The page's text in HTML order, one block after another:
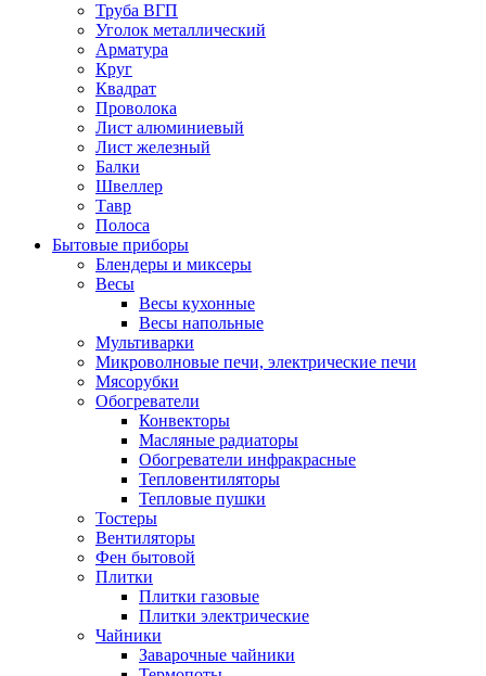
Труба ВГП
Уголок металлический
Арматура
Круг
Квадрат
Проволока
Лист алюминиевый
Лист железный
Балки
Швеллер
Тавр
Полоса
Бытовые приборы
Блендеры и миксеры
Весы
Весы кухонные
Весы напольные
Мультиварки
Микроволновые печи, электрические печи
Мясорубки
Обогреватели
Конвекторы
Масляные радиаторы
Обогреватели инфракрасные
Тепловентиляторы
Тепловые пушки
Тостеры
Вентиляторы
Фен бытовой
Плитки
Плитки газовые
Плитки электрические
Чайники
Заварочные чайники